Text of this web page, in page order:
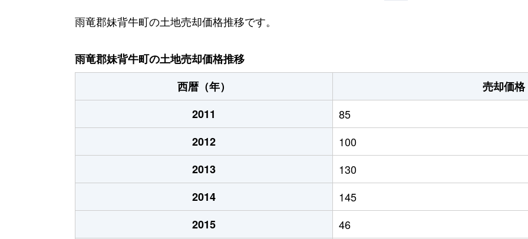
雨竜郡妹背牛町の土地売却価格推移です。
雨竜郡妹背牛町の土地売却価格推移
西暦（年）
売却価格
2011
85
2012
100
2013
130
2014
145
2015
46